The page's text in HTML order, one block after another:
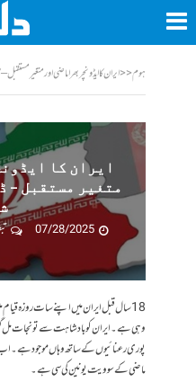
ہوم<<ایران کا ایڈونچر بھرا ماضی اور متغیر مستقبل
ایران کا
متغیر مستقبل –
07/28/2025
18 سال قبل ایران میں اپنے سات روزہ
وہی ہے۔ ایران کو بادشاہت سے تو نجات مل
پوری رعنائیوں کے ساتھ وہاں موجود ہے۔
ماضی کے سوویت یونین کی سی ہے۔